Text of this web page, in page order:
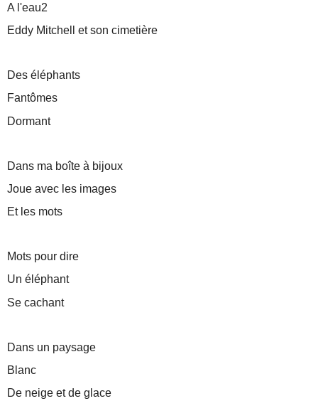
A l'eau2
Eddy Mitchell et son cimetière
Des éléphants
Fantômes
Dormant
Dans ma boîte à bijoux
Joue avec les images
Et les mots
Mots pour dire
Un éléphant
Se cachant
Dans un paysage
Blanc
De neige et de glace